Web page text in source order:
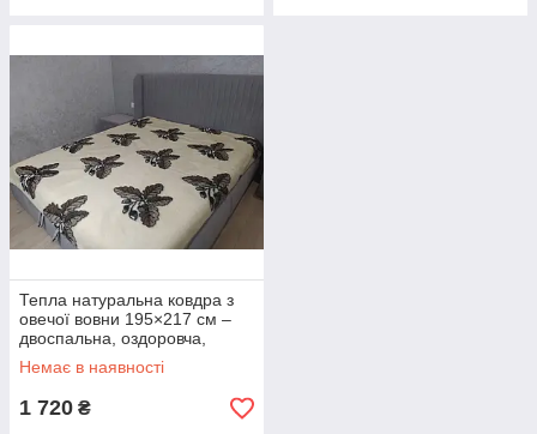
Тепла натуральна ковдра з
овечої вовни 195×217 см –
двоспальна, оздоровча,
дихаюча, антисептична
Немає в наявності
1 720 ₴